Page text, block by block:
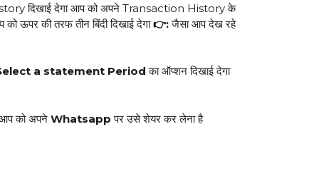
दिखाई देगा आप को अपने Transaction History के
ऊपर की तरफ तीन बिंदी दिखाई देगा👉:जैसा आप देख रहे
a statement Period का ऑप्शन दिखाई देगा
को अपने Whatsapp पर उसे शेयर कर लेना है